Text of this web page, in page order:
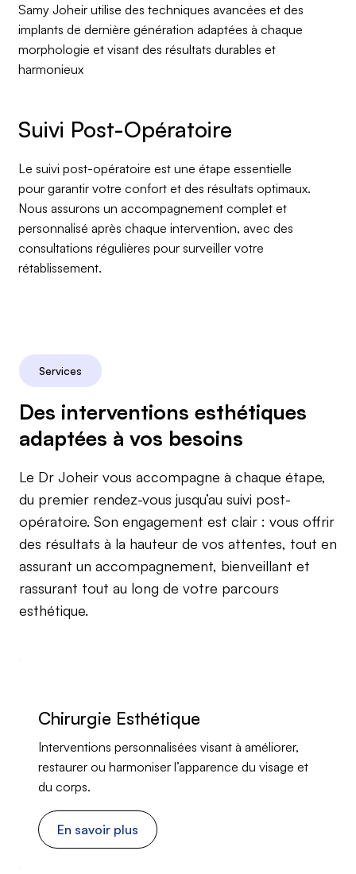
Samy Joheir utilise des techniques avancées et des
implants de dernière génération adaptées à chaque
morphologie et visant des résultats durables et
harmonieux
Le suivi post-opératoire est une étape essentielle
pour garantir votre confort et des résultats optimaux.
Nous assurons un accompagnement complet et
personnalisé après chaque intervention, avec des
consultations régulières pour surveiller votre
rétablissement.
Services
Des interventions esthétiques
adaptées à vos besoins
Le Dr Joheir vous accompagne à chaque étape,
du premier rendez-vous jusqu’au suivi post-
opératoire. Son engagement est clair : vous offrir
des résultats à la hauteur de vos attentes, tout en
assurant un accompagnement, bienveillant et
rassurant tout au long de votre parcours
esthétique.
Chirurgie Esthétique
Interventions personnalisées visant à améliorer,
restaurer ou harmoniser l’apparence du visage et
du corps.
En savoir plus